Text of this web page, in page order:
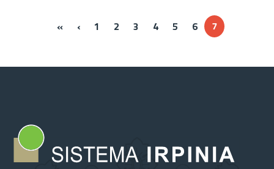
« « Prima
‹‹‹ 1 2 3 4 5 6 7